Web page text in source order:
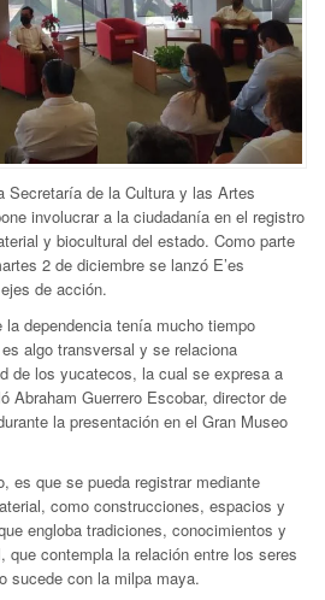
Secretaría de la Cultura y las Artes
involucrar a la ciudadanía en el registro
y biocultural del estado. Como parte
2 de diciembre se lanzó E’es
de acción.
la dependencia tenía mucho tiempo
algo transversal y se relaciona
de los yucatecos, la cual se expresa a
Abraham Guerrero Escobar, director de
la presentación en el Gran Museo
es que se pueda registrar mediante
como construcciones, espacios y
engloba tradiciones, conocimientos y
que contempla la relación entre los seres
sucede con la milpa maya.